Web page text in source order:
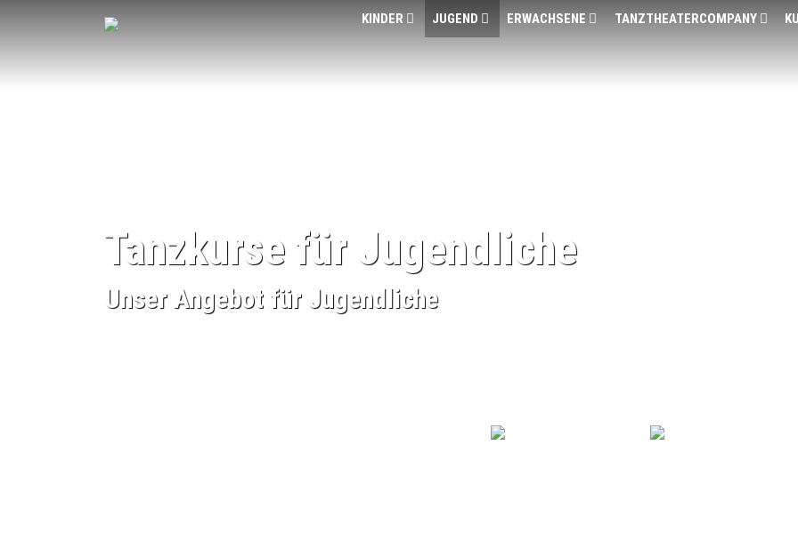
KINDER JUGEND ERWACHSENE TANZTHEATERCOMPANY
Tanzkurse für Jugendliche
Unser Angebot für Jugendliche